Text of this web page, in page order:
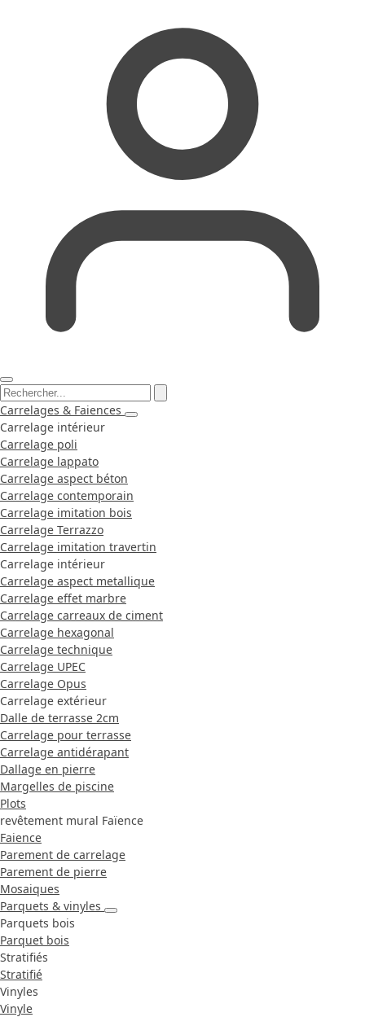
Carrelages & Faiences
Carrelage intérieur
Carrelage poli
Carrelage lappato
Carrelage aspect béton
Carrelage contemporain
Carrelage imitation bois
Carrelage Terrazzo
Carrelage imitation travertin
Carrelage intérieur
Carrelage aspect metallique
Carrelage effet marbre
Carrelage carreaux de ciment
Carrelage hexagonal
Carrelage technique
Carrelage UPEC
Carrelage Opus
Carrelage extérieur
Dalle de terrasse 2cm
Carrelage pour terrasse
Carrelage antidérapant
Dallage en pierre
Margelles de piscine
Plots
revêtement mural Faïence
Faience
Parement de carrelage
Parement de pierre
Mosaiques
Parquets & vinyles
Parquets bois
Parquet bois
Stratifiés
Stratifié
Vinyles
Vinyle